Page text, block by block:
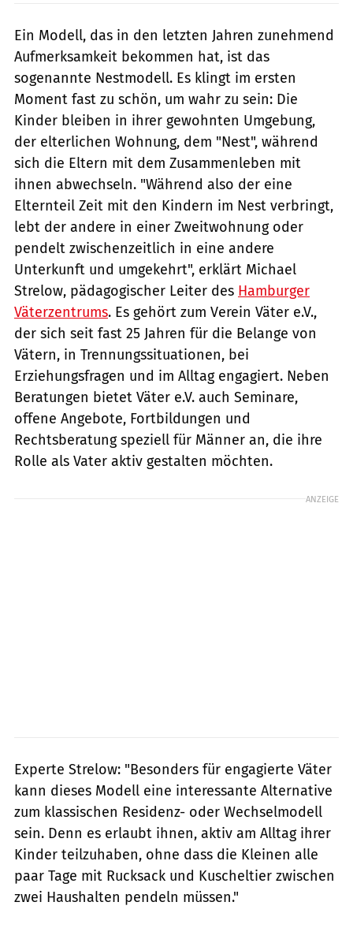
Ein Modell, das in den letzten Jahren zunehmend
Aufmerksamkeit bekommen hat, ist das
sogenannte Nestmodell. Es klingt im ersten
Moment fast zu schön, um wahr zu sein: Die
Kinder bleiben in ihrer gewohnten Umgebung,
der elterlichen Wohnung, dem "Nest", während
sich die Eltern mit dem Zusammenleben mit
ihnen abwechseln. "Während also der eine
Elternteil Zeit mit den Kindern im Nest verbringt,
lebt der andere in einer Zweitwohnung oder
pendelt zwischenzeitlich in eine andere
Unterkunft und umgekehrt", erklärt Michael
Strelow, pädagogischer Leiter des Hamburger
Väterzentrums. Es gehört zum Verein Väter e.V.,
der sich seit fast 25 Jahren für die Belange von
Vätern, in Trennungssituationen, bei
Erziehungsfragen und im Alltag engagiert. Neben
Beratungen bietet Väter e.V. auch Seminare,
offene Angebote, Fortbildungen und
Rechtsberatung speziell für Männer an, die ihre
Rolle als Vater aktiv gestalten möchten.
ANZEIGE
Experte Strelow: "Besonders für engagierte Väter
kann dieses Modell eine interessante Alternative
zum klassischen Residenz- oder Wechselmodell
sein. Denn es erlaubt ihnen, aktiv am Alltag ihrer
Kinder teilzuhaben, ohne dass die Kleinen alle
paar Tage mit Rucksack und Kuscheltier zwischen
zwei Haushalten pendeln müssen."